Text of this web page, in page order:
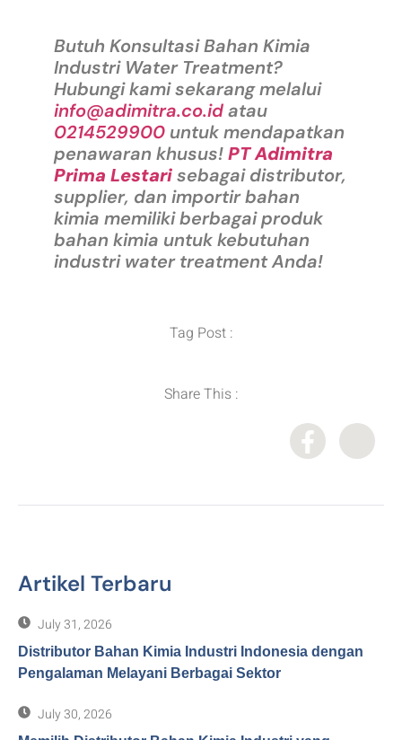
Butuh Konsultasi Bahan Kimia
Industri Water Treatment?
Hubungi kami sekarang melalui
info@adimitra.co.idatau
0214529900 untuk mendapatkan
penawaran khusus!PT Adimitra
Prima Lestarisebagai distributor,
supplier, dan importir bahan
kimia memiliki berbagai produk
bahan kimia untuk kebutuhan
industri water treatment Anda!
Tag Post :
Share This :
Artikel Terbaru
July 31, 2026
Distributor Bahan Kimia Industri Indonesia dengan
Pengalaman Melayani Berbagai Sektor
July 30, 2026